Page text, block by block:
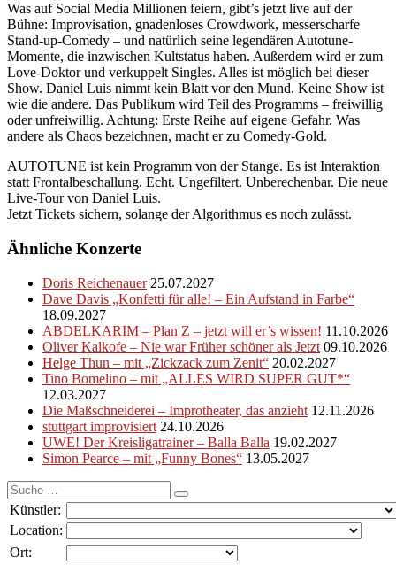
Was auf Social Media Millionen feiern, gibt’s jetzt live auf der
Bühne: Improvisation, gnadenloses Crowdwork, messerscharfe
Stand-up-Comedy – und natürlich seine legendären Autotune-
Momente, die inzwischen Kultstatus haben. Außerdem wird er zum
Love-Doktor und verkuppelt Singles. Alles ist möglich bei dieser
Show. Daniel Luis nimmt kein Blatt vor den Mund. Keine Show ist
wie die andere. Das Publikum wird Teil des Programms – freiwillig
oder unfreiwillig. Achtung: Erste Reihe auf eigene Gefahr. Was
andere als Chaos bezeichnen, macht er zu Comedy-Gold.
AUTOTUNE ist kein Programm von der Stange. Es ist Interaktion
statt Frontalbeschallung. Echt. Ungefiltert. Unberechenbar. Die neue
Live-Tour von Daniel Luis.
Jetzt Tickets sichern, solange der Algorithmus es noch zulässt.
Ähnliche Konzerte
Doris Reichenauer 25.07.2027
Dave Davis „Konfetti für alle! – Ein Aufstand in Farbe“
18.09.2027
ABDELKARIM – Plan Z – jetzt will er’s wissen! 11.10.2026
Oliver Kalkofe – Nie war Früher schöner als Jetzt 09.10.2026
Helge Thun – mit „Zickzack zum Zenit“ 20.02.2027
Tino Bomelino – mit „ALLES WIRD SUPER GUT*“
12.03.2027
Die Maßschneiderei – Improtheater, das anzieht 12.11.2026
stuttgart improvisiert 24.10.2026
UWE! Der Kreisligatrainer – Balla Balla 19.02.2027
Simon Pearce – mit „Funny Bones“ 13.05.2027
Suche
nach:
Künstler:
Location:
Ort: